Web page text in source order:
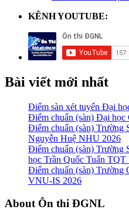
KÊNH YOUTUBE:
Bài viết mới nhất
Điểm sàn xét tuyển Đại
Điểm chuẩn (sàn) Đại học
Điểm chuẩn (sàn) Trường
Nguyễn Huệ NHU 2026
Điểm chuẩn (sàn) Trường
học Trần Quốc Tuấn
Điểm chuẩn (sàn) Trường
VNU-IS 2026
Footer
About Ôn thi ĐGNL